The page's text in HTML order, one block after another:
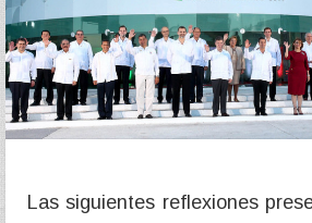
Las siguientes reflexiones